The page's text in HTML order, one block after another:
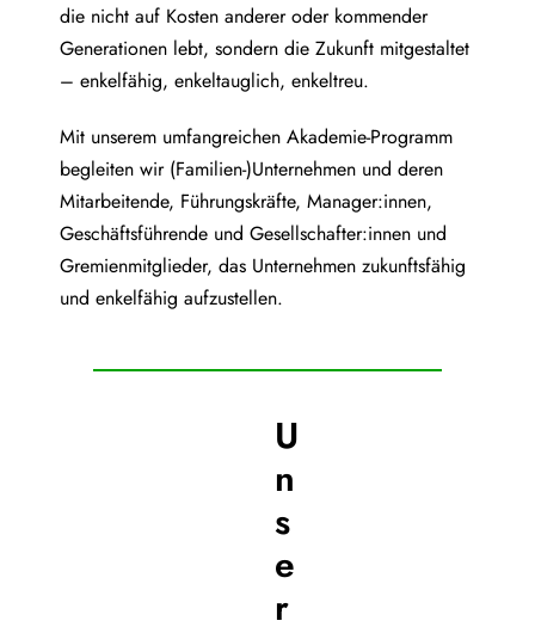
die nicht auf Kosten anderer oder kommender
Generationen lebt, sondern die Zukunft mitgestaltet
– enkelfähig, enkeltauglich, enkeltreu.
Mit unserem umfangreichen Akademie-Programm
begleiten wir (Familien-)Unternehmen und deren
Mitarbeitende, Führungskräfte, Manager:innen,
Geschäftsführende und Gesellschafter:innen und
Gremienmitglieder, das Unternehmen zukunftsfähig
und enkelfähig aufzustellen.
U
n
s
e
r